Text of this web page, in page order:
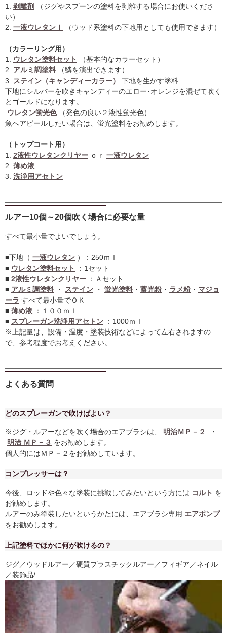
1.
剥離剤
（ジグやスプーンの塗料を剥離する場合にお使いくださ
い）
2. 一液ウレタンｌ （ウッド系塗料の下地用としても使用できます）
（カラーリング用）
1.
ウレタン塗料セット
（基本的なカラーセット）
2.
アルミ調塗料
（鱗を演出できます）
3.
ステイン（キャンディーカラー）
下地を生かす塗料
下地にシルバーを吹きキャンディーのエロー･オレンジを混ぜて吹く
とゴールドになります。
ウレタン蛍光色
（発色の良い２液性蛍光色）
魚へアピールしたい場合は、蛍光塗料をお勧めします。
（トップコート用）
1.
2液性ウレタンクリヤー ｏｒ 一液ウレタン
2. 薄め液
3. 洗浄用アセトン
ルアー10個～20個吹く場合に必要な量
すべて最小量でよいでしょう。
■下地（ 一液ウレタン ）：250ｍｌ
■ ウレタン塗料セット
：1セット
■ 2液性ウレタンクリヤー
：Ａセット
■ アルミ調塗料 ・ ステイン ・ 蛍光塗料 ･ 蓄光粉 ･ ラメ粉 ･ マジョ
ーラ すべて最小量でＯＫ
■ 薄め液
：１００ｍｌ
■ スプレーガン洗浄用アセトン
：1000ｍｌ
※上記量は、設備・温度・塗装技術などによって左右されますの
で、参考程度でお考えください。
よくある質問
どのスプレーガンで吹けばよい？
※ジグ・ルアーなどを吹く場合のエアブラシは、 明治ＭＰ－２
・
明治 ＭＰ－３ をお勧めします。
個人的にはＭＰ－２をお勧めしています。
コンプレッサーは？
今後、ロッドや色々な塗装に挑戦してみたいという方には コルト を
お勧めします。
ルアーのみ塗装したいというかたには、エアブラシ専用 エアポンプ
をお勧めします。
上記塗料でほかに何が吹けるの？
ジグ／ウッドルアー／硬質プラスチックルアー／フィギア／ネイル
／装飾品/